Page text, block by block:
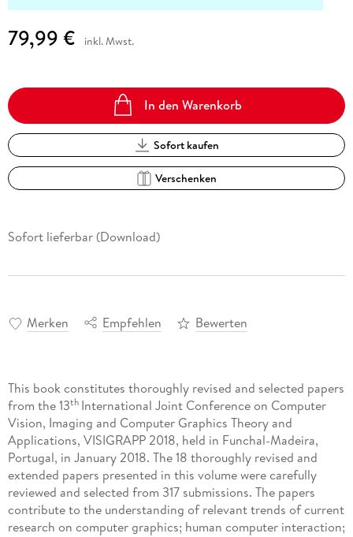
79,99 € inkl. Mwst.
In den Warenkorb
Sofort kaufen
Verschenken
Sofort lieferbar (Download)
Merken Empfehlen Bewerten
This book constitutes thoroughly revised and selected papers
from the 13th International Joint Conference on Computer
Vision, Imaging and Computer Graphics Theory and
Applications, VISIGRAPP 2018, held in Funchal-Madeira,
Portugal, in January 2018. The 18 thoroughly revised and
extended papers presented in this volume were carefully
reviewed and selected from 317 submissions. The papers
contribute to the understanding of relevant trends of current
research on computer graphics; human computer interaction;